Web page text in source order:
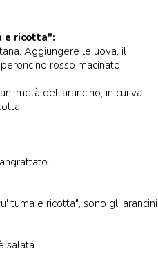
e ricotta":
Aggiungere le uova, il
rosso macinato.
metà dell'arancino, in cui va
tuma e ricotta", sono gli arancini
salata.